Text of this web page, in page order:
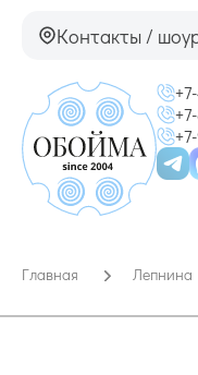
Контакты /
Главная Лепнина